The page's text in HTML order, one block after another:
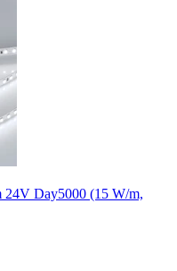
24V Day5000 (15 W/m,